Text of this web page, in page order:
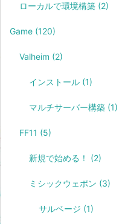
ローカルで環境構築 (2)
Game (120)
Valheim (2)
インストール (1)
マルチサーバー構築 (1)
FF11 (5)
新規で始める！ (2)
ミシックウェポン (3)
サルベージ (1)